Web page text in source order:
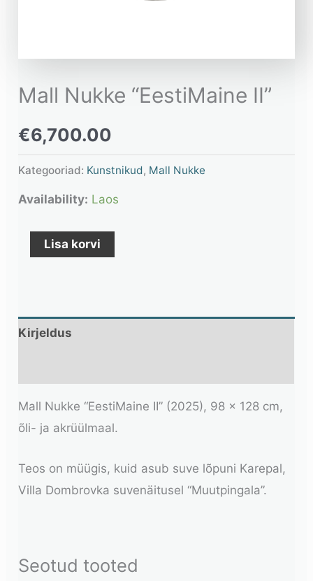
Mall Nukke “EestiMaine II”
€6,700.00
Kategooriad: Kunstnikud, Mall Nukke
Availability: Laos
Lisa korvi
Kirjeldus
Mall Nukke “EestiMaine II” (2025), 98 x 128 cm,
õli- ja akrüülmaal.
Teos on müügis, kuid asub suve lõpuni Karepal,
Villa Dombrovka suvenäitusel “Muutpingala”.
Seotud tooted